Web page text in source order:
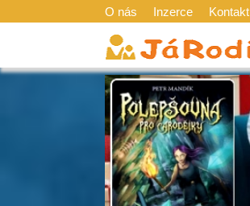
O nás Inzerce Kontakt